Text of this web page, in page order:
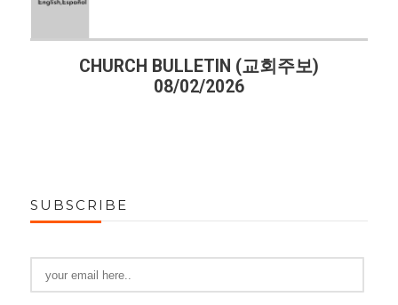
CHURCH BULLETIN (교회주보)
08/02/2026
SUBSCRIBE